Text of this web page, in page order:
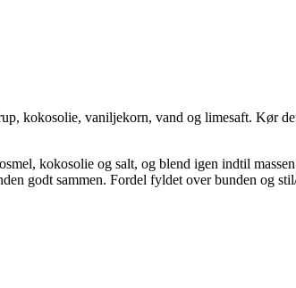
kokosolie, vaniljekorn, vand og limesaft. Kør
kokosolie og salt, og blend igen indtil
godt sammen. Fordel fyldet over bunden og